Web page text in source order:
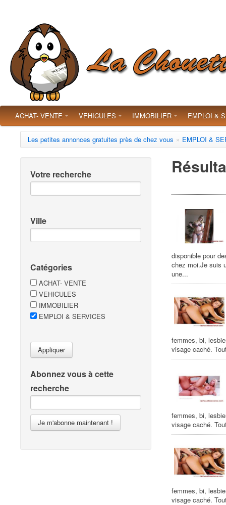
ACHAT- VENTE VEHICULES IMMOBILIER EMPLOI &
Les petites annonces gratuites près de chez vous » EMPLOI &
Votre recherche
Ville
Catégories
ACHAT- VENTE
VEHICULES
IMMOBILIER
EMPLOI & SERVICES
Appliquer
Abonnez vous à cette
recherche
Je m'abonne maintenant !
disponible pour
chez moi.Je suis
une...
femmes, bi,
visage caché.
femmes, bi,
visage caché.
femmes, bi,
visage caché.